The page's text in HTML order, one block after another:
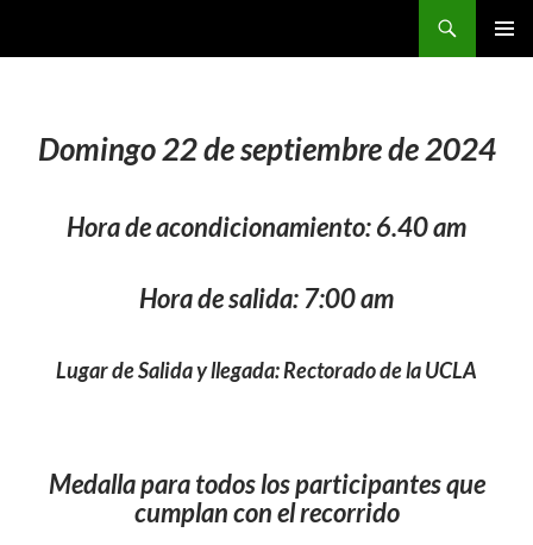
Domingo 22 de septiembre de 2024
Hora de acondicionamiento: 6.40 am
Hora de salida: 7:00 am
Lugar de Salida y llegada:Rectorado de la UCLA
Medalla para todos los participantes que
cumplan con el recorrido